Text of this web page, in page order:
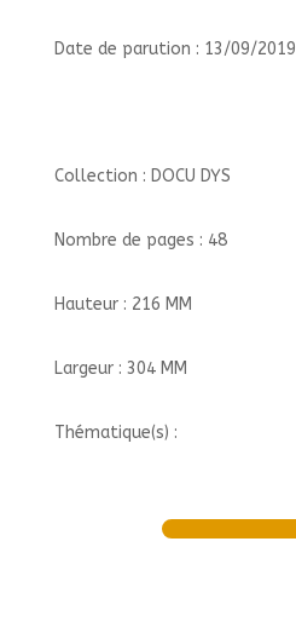
Date de parution : 13/09/2019
Collection : DOCU DYS
Nombre de pages : 48
Hauteur : 216 MM
Largeur : 304 MM
Thématique(s) :